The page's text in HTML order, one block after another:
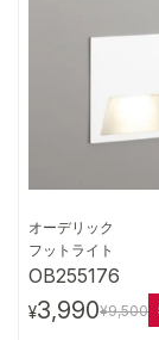
オーデリック
フットライト
OB255176
¥3,990¥9,500